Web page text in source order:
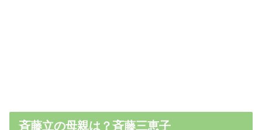
斉藤立の母親は？斉藤三恵子